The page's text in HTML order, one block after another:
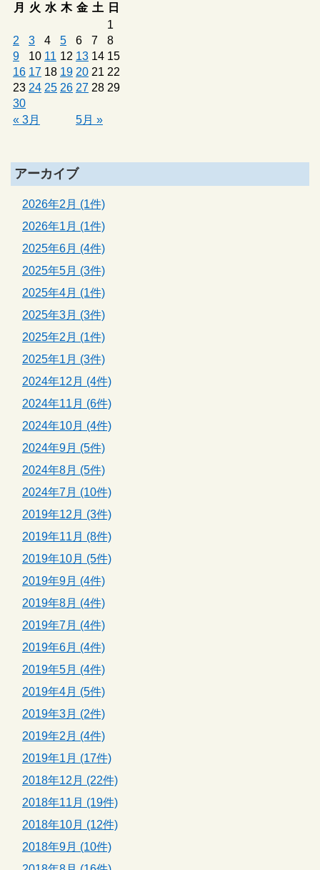
月 火 水 木 金 土 日
« 3月 5月 »
1
2
3 4 5 6 7
8
9
10 11 12 13 14 15
16 17 18 19 20 21 22
23 24 25 26 27 28 29
30
アーカイブ
2026年2月 (1件)
2026年1月 (1件)
2025年6月 (4件)
2025年5月 (3件)
2025年4月 (1件)
2025年3月 (3件)
2025年2月 (1件)
2025年1月 (3件)
2024年12月 (4件)
2024年11月 (6件)
2024年10月 (4件)
2024年9月 (5件)
2024年8月 (5件)
2024年7月 (10件)
2019年12月 (3件)
2019年11月 (8件)
2019年10月 (5件)
2019年9月 (4件)
2019年8月 (4件)
2019年7月 (4件)
2019年6月 (4件)
2019年5月 (4件)
2019年4月 (5件)
2019年3月 (2件)
2019年2月 (4件)
2019年1月 (17件)
2018年12月 (22件)
2018年11月 (19件)
2018年10月 (12件)
2018年9月 (10件)